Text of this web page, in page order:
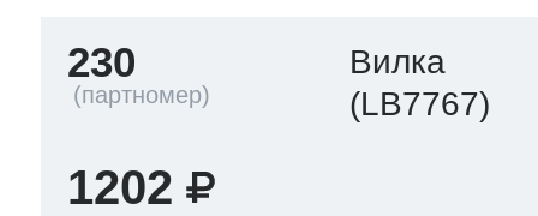
230
Вилка
(LB7767)
1202